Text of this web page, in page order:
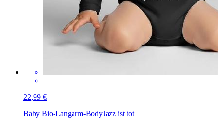
22,99 €
Baby Bio-Langarm-BodyJazz ist tot